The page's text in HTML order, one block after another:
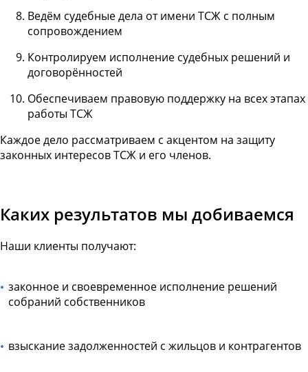
Ведём судебные дела от имени ТСЖ с полным
сопровождением
Контролируем исполнение судебных решений и
договорённостей
Обеспечиваем правовую поддержку на всех этапах
работы ТСЖ
Каждое дело рассматриваем с акцентом на защиту
законных интересов ТСЖ и его членов.
Каких результатов мы добиваемся
Наши клиенты получают:
законное и своевременное исполнение решений
собраний собственников
взыскание задолженностей с жильцов и контрагентов